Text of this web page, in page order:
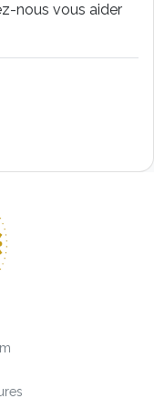
nous vous aider